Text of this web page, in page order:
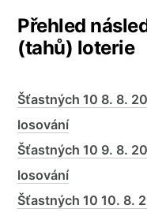
Přehled
(tahů) loterie
Šťastných 10 8. 8.
losování
Šťastných 10 9. 8.
losování
Šťastných 10 10. 8.